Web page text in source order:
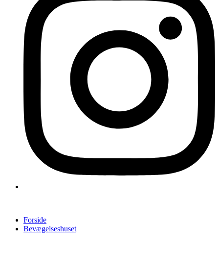
Forside
Bevægelseshuset